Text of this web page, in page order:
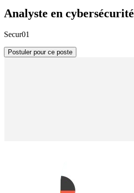
Analyste en cybersécurité
Secur01
Postuler pour ce poste